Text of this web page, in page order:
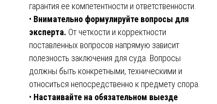
гарантия ее компетентности и ответственности.
• Внимательно формулируйте вопросы для
эксперта. От четкости и корректности
поставленных вопросов напрямую зависит
полезность заключения для суда. Вопросы
должны быть конкретными, техническими и
относиться непосредственно к предмету спора.
• Настаивайте на обязательном выезде